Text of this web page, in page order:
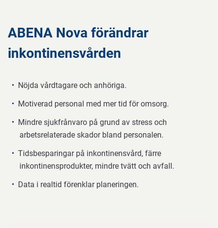
ABENA Nova förändrar
inkontinensvården
Nöjda vårdtagare och anhöriga.
Motiverad personal med mer tid för omsorg.
Mindre sjukfrånvaro på grund av stress och
arbetsrelaterade skador bland personalen.
Tidsbesparingar på inkontinensvård, färre
inkontinensprodukter, mindre tvätt och avfall.
Data i realtid förenklar planeringen.